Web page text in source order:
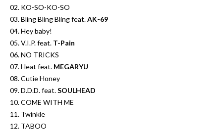
02. KO-SO-KO-SO
03. Bling Bling Bling feat.AK-69
04. Hey baby!
05. V.I.P. feat. T-Pain
06. NO TRICKS
07. Heat feat. MEGARYU
08. Cutie Honey
09. D.D.D. feat.SOULHEAD
10. COME WITH ME
11. Twinkle
12. TABOO